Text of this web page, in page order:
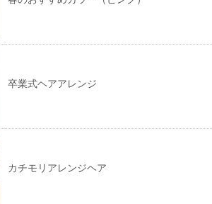
卒業式ヘアアレンジ
カチモリアレンジヘア